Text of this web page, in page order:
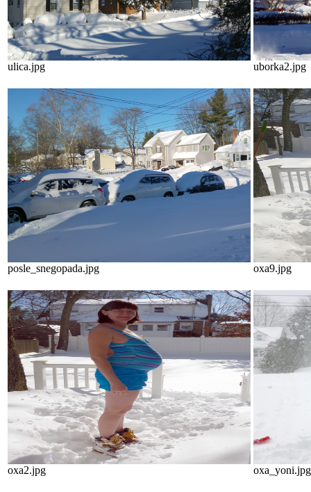
ulica.jpg uborka2.jpg
posle_snegopada.jpg oxa9.jpg
oxa2.jpg oxa_yoni.jpg